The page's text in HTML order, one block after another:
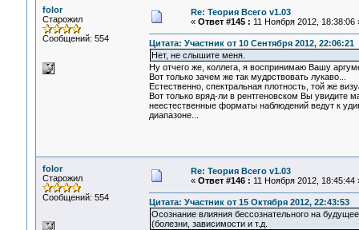
folor
Старожил
Сообщений: 554
Re: Теория Всего v1.03
« Ответ #145 : 11 Ноября 2012, 18:38:06
Цитата: Участник от 10 Сентября 2012, 22:06:21
Нет, не слышите меня.
Ну отчего же, коллега, я воспринимаю Вашу
Вот только зачем же так мудрствовать лукаво...
Естественно, спектральная плотность, той же
Вот только вряд-ли в рентгеновском Вы увидите
неестественные форматы наблюдений ведут к
диапазоне...
folor
Старожил
Сообщений: 554
Re: Теория Всего v1.03
« Ответ #146 : 11 Ноября 2012, 18:45:44
Цитата: Участник от 15 Октября 2012, 22:43:53
Осознание влияния бессознательного на
(болезни, зависимости и т.д.